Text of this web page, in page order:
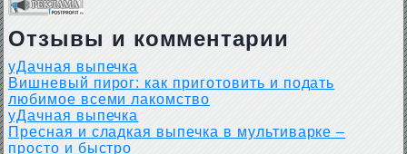
Отзывы и комментарии
уДачная выпечка
Вишневый пирог: как приготовить и подать
любимое всеми лакомство
уДачная выпечка
Пресная и сладкая выпечка в мультиварке –
просто и быстро